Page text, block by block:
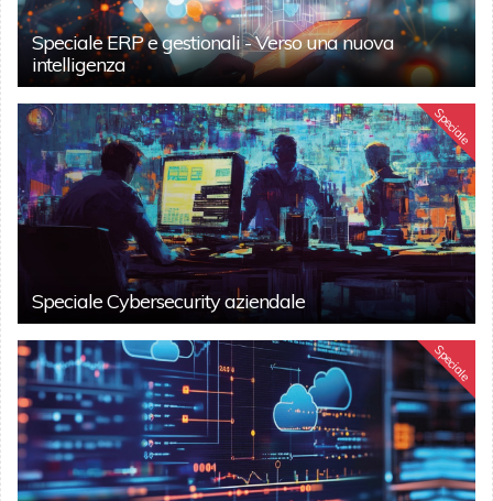
Speciale ERP e gestionali - Verso una nuova
intelligenza
Speciale
Speciale Cybersecurity aziendale
Speciale